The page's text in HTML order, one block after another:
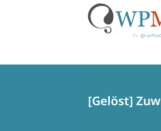
[Gelöst]